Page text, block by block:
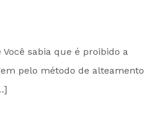
sabia que é proibido a
pelo método de alteamento